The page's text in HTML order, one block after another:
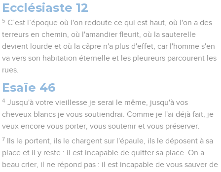
Ecclésiaste 12
5 C’est l’époque où l'on redoute ce qui est haut, où l'on a des
terreurs en chemin, où l'amandier fleurit, où la sauterelle
devient lourde et où la câpre n'a plus d'effet, car l'homme s'en
va vers son habitation éternelle et les pleureurs parcourent les
rues.
Esaïe 46
4 Jusqu'à votre vieillesse je serai le même, jusqu'à vos
cheveux blancs je vous soutiendrai. Comme je l'ai déjà fait, je
veux encore vous porter, vous soutenir et vous préserver.
7
Ils le portent, ils le chargent sur l'épaule, ils le déposent à sa
place et il y reste : il est incapable de quitter sa place. On a
beau crier, il ne répond pas : il est incapable de vous sauver de